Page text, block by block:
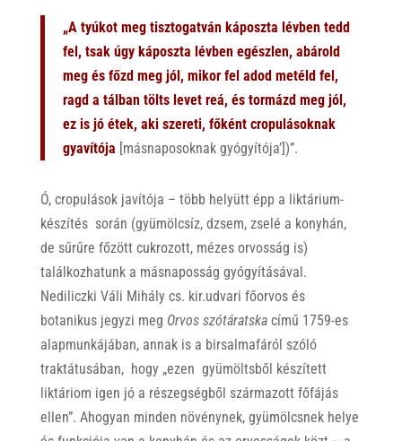
„A tyúkot meg tisztogatván káposzta lévben tedd
fel, tsak úgy káposzta lévben egészlen, abárold
meg és főzd meg jól, mikor fel adod metéld fel,
ragd a tálban tölts levet reá, és tormázd meg jól,
ez is jó étek, aki szereti, főként cropulásoknak
gyavítója [másnaposoknak gyógyítója’])”.
Ó, cropulások javítója – több helyütt épp a liktárium-
készítés során (gyümölcsíz, dzsem, zselé a konyhán,
de sűrűre főzött cukrozott, mézes orvosság is)
találkozhatunk a másnaposság gyógyításával.
Nediliczki Váli Mihály cs. kir.udvari főorvos és
botanikus jegyzi meg Orvos szótáratskacímű 1759-es
alapmunkájában, annak is a birsalmafáról szóló
traktátusában, hogy „ezen gyümöltsből készített
liktáriom igen jó a részegségből származott főfájás
ellen”. Ahogyan minden növénynek, gyümölcsnek helye